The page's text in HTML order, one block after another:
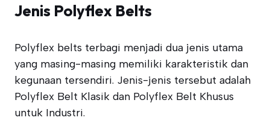
Jenis Polyflex Belts
Polyflex belts terbagi menjadi dua jenis utama
yang masing-masing memiliki karakteristik dan
kegunaan tersendiri. Jenis-jenis tersebut adalah
Polyflex Belt Klasik dan Polyflex Belt Khusus
untuk Industri.